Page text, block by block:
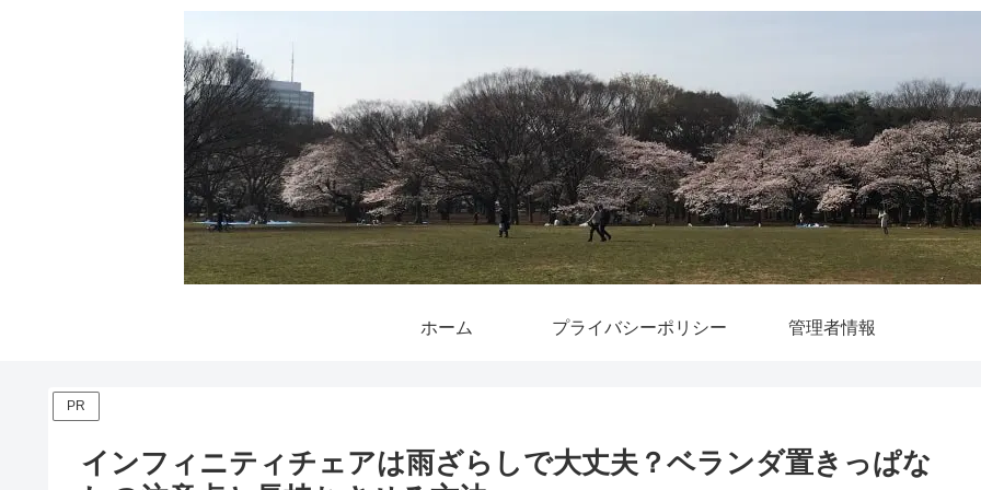
ホーム プライバシーポリシー 管理者情報
PR
インフィニティチェアは雨ざらしで大丈夫？ベランダ置きっぱな